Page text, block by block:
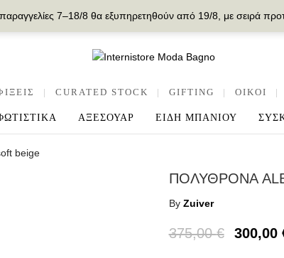
7–18/8 θα εξυπηρετηθούν από 19/8, με σειρά
| CURATED STOCK | GIFTING | OIKOI |
ΑΞΕΣΟΥΑΡ ΕΙΔΗ ΜΠΑΝΙΟΥ
beige
ΠΟΛΥΘΡΟΝΑ
By Zuiver
375,00€ 300,00